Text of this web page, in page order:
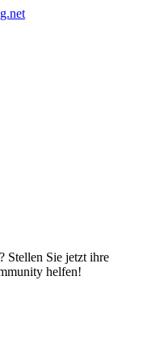
Stellen Sie jetzt ihre
helfen!